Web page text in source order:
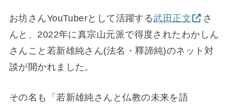
お坊さんYouTuberとして活躍する武田正文
さ
んと、2022年に真宗山元派で得度されたわかしん
さんこと若新雄純さん(法名・釋諦純)のネット対
談が開かれました。
その名も「若新雄純さんと仏教の未来を語